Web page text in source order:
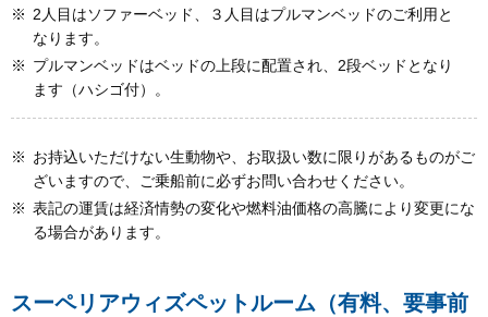
※ 2人目はソファーベッド、３人目はプルマンベッドのご利用と
なります。
※ プルマンベッドはベッドの上段に配置され、2段ベッドとなり
ます（ハシゴ付）。
※ お持込いただけない生動物や、お取扱い数に限りがあるものがご
ざいますので、ご乗船前に必ずお問い合わせください。
※ 表記の運賃は経済情勢の変化や燃料油価格の高騰により変更にな
る場合があります。
スーペリアウィズペットルーム（有料、要事前